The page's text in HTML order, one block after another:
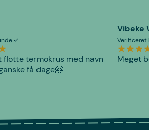
flotte termokrus med navn
få dage🤗
Vibeke
Meget